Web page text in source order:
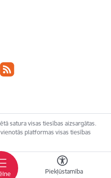
Piekļūstamība
satura visas tiesības aizsargātas.
platformas visas tiesības